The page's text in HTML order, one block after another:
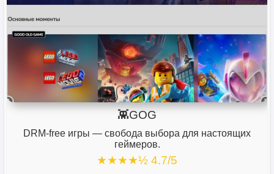
👾GOG
DRM-free игры — свобода выбора для настоящих
геймеров.
★★★★½ 4.7/5